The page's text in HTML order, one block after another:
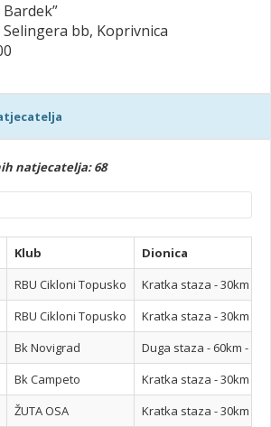
Selingera bb, Koprivnica
natjecatelja: 68
Klub
Dionica
RBU Cikloni Topusko
Kratka staza - 30km -
RBU Cikloni Topusko
Kratka staza - 30km -
Bk Novigrad
Duga staza - 60km -
Bk Campeto
Kratka staza - 30km -
ŽUTA OSA
Kratka staza - 30km -